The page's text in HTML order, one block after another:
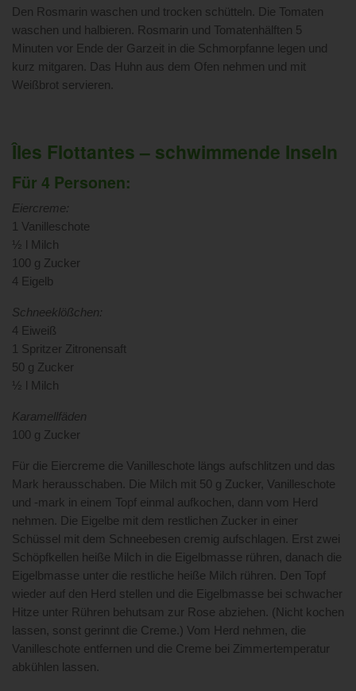
Den Rosmarin waschen und trocken schütteln. Die Tomaten
waschen und halbieren. Rosmarin und Tomatenhälften 5
Minuten vor Ende der Garzeit in die Schmorpfanne legen und
kurz mitgaren. Das Huhn aus dem Ofen nehmen und mit
Weißbrot servieren.
Îles Flottantes – schwimmende Inseln
Für 4 Personen:
Eiercreme:
1 Vanilleschote
½ l Milch
100 g Zucker
4 Eigelb
Schneeklößchen:
4 Eiweiß
1 Spritzer Zitronensaft
50 g Zucker
½ l Milch
Karamellfäden
100 g Zucker
Für die Eiercreme die Vanilleschote längs aufschlitzen und das
Mark herausschaben. Die Milch mit 50 g Zucker, Vanilleschote
und -mark in einem Topf einmal aufkochen, dann vom Herd
nehmen. Die Eigelbe mit dem restlichen Zucker in einer
Schüssel mit dem Schneebesen cremig aufschlagen. Erst zwei
Schöpfkellen heiße Milch in die Eigelbmasse rühren, danach die
Eigelbmasse unter die restliche heiße Milch rühren. Den Topf
wieder auf den Herd stellen und die Eigelbmasse bei schwacher
Hitze unter Rühren behutsam zur Rose abziehen. (Nicht kochen
lassen, sonst gerinnt die Creme.) Vom Herd nehmen, die
Vanilleschote entfernen und die Creme bei Zimmertemperatur
abkühlen lassen.